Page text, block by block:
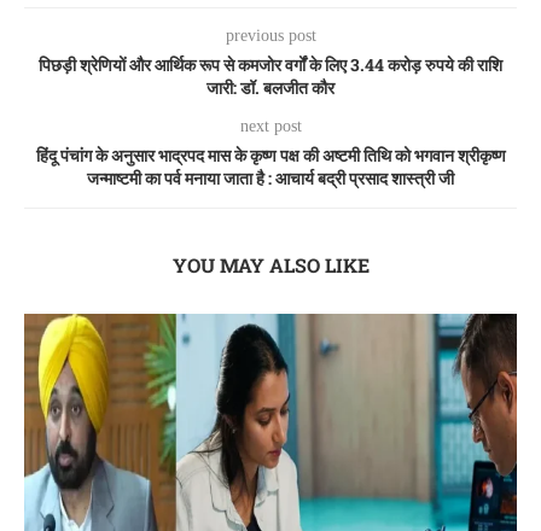
previous post
पिछड़ी श्रेणियों और आर्थिक रूप से कमजोर वर्गों के लिए 3.44 करोड़ रुपये की राशि
जारी: डॉ. बलजीत कौर
next post
हिंदू पंचांग के अनुसार भाद्रपद मास के कृष्ण पक्ष की अष्टमी तिथि को भगवान श्रीकृष्ण
जन्माष्टमी का पर्व मनाया जाता है : आचार्य बद्री प्रसाद शास्त्री जी
YOU MAY ALSO LIKE